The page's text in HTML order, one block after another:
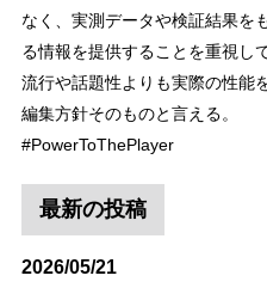
なく、実測データや検証結果を
る情報を提供することを重視し
流行や話題性よりも実際の性能
編集方針そのものと言える。
#PowerToThePlayer
最新の投稿
2026/05/21